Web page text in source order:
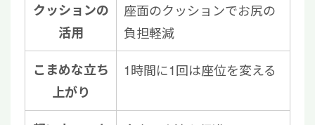
クッションの
活用
座面のクッションでお尻の
負担軽減
こまめな立ち
上がり
1時間に1回は座位を変える